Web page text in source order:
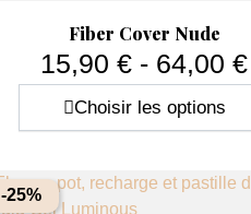
Fiber Cover Nude
15,90 € - 64,00 €
Choisir les options
-25%